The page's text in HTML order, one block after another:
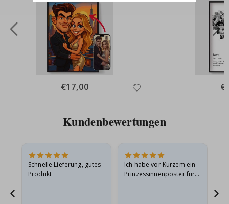
Special
Price
€17,00
Kundenbewertungen
Schnelle Lieferung, gutes
Produkt
Ich habe vor Kurzem ein
Prinzessinnenposter für